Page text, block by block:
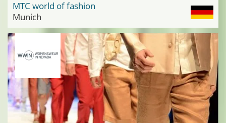
MTC world of fashion
Munich